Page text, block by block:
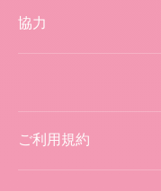
協力
ご利用規約